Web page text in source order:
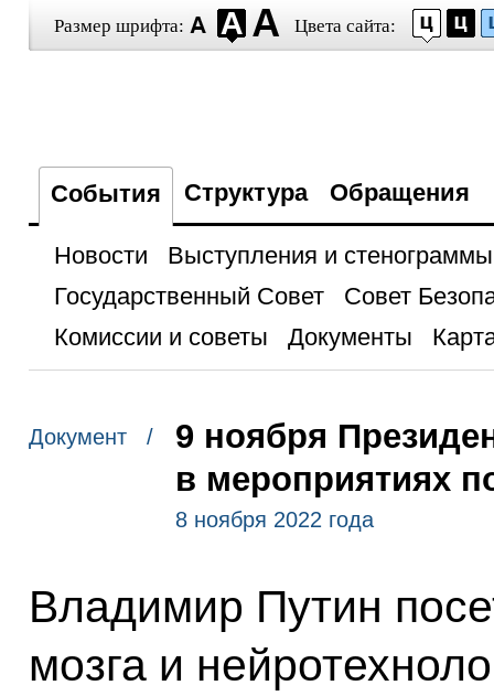
Размер шрифта: Цвета сайта:
События Структура Обращения
Новости
Выступления и стенограммы
Государственный Совет
Совет
Комиссии и советы
Документы
Документ /
9 ноября
в мероприятиях
8 ноября 2022 года
Владимир Путин
мозга и